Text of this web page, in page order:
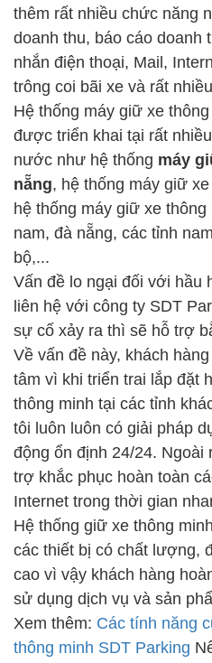
thêm rất nhiều chức năng
doanh thu, báo cáo doanh
nhắn điện thoại, Mail,
trông coi bãi xe và rất
Hệ thống máy giữ xe
được triển khai tại rất
nước như hệ thống máy
nẵng, hệ thống máy giữ
hệ thống máy giữ xe
nam, đà nẵng, các tỉnh
bộ,...
Vấn đề lo ngại đối với hầu
liên hệ với công ty SDT
sự cố xảy ra thì sẽ hỗ trợ
Về vấn đề này, khách
tâm vì khi triển trai lắp đặt
thông minh tại các tỉnh
tôi luôn luôn có giải pháp
động ổn định 24/24. Ngoài
trợ khắc phục hoàn toàn
Internet trong thời gian
Hệ thống giữ xe thông
các thiết bị có chất lượng,
cao vì vậy khách hàng
sử dụng dịch vụ và sản
Xem thêm: Các tính năng
thông minh SDT Parking